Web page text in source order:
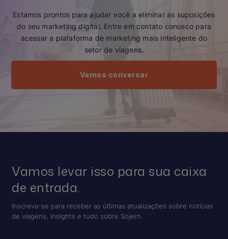
Estamos prontos para ajudar você a eliminar as suposições
do seu marketing digital. Entre em contato conosco para
acessar a plataforma de marketing mais inteligente do
setor de viagens.
Vamos conversar
Vamos levar isso para sua caixa
de entrada.
Inscreva-se para receber as últimas atualizações sobre notícias
de viagens, insights e tudo sobre Sojern.